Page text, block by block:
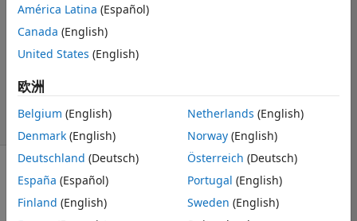
Faez Alkadi
2017 9 8
1 个回答
更新时间：2017 9
6 次查看（30 天）
América Latina (Español)
Canada (English)
United States (English)
欧洲
Belgium (English)
Denmark (English)
Deutschland (Deutsch)
España (Español)
Finland (English)
Netherlands (English)
Norway(English)
Österreich (Deutsch)
Portugal (English)
Sweden (English)